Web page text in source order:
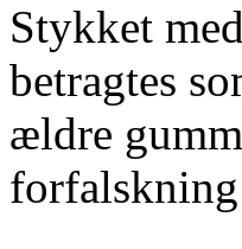
Stykket
betragtes
ældre